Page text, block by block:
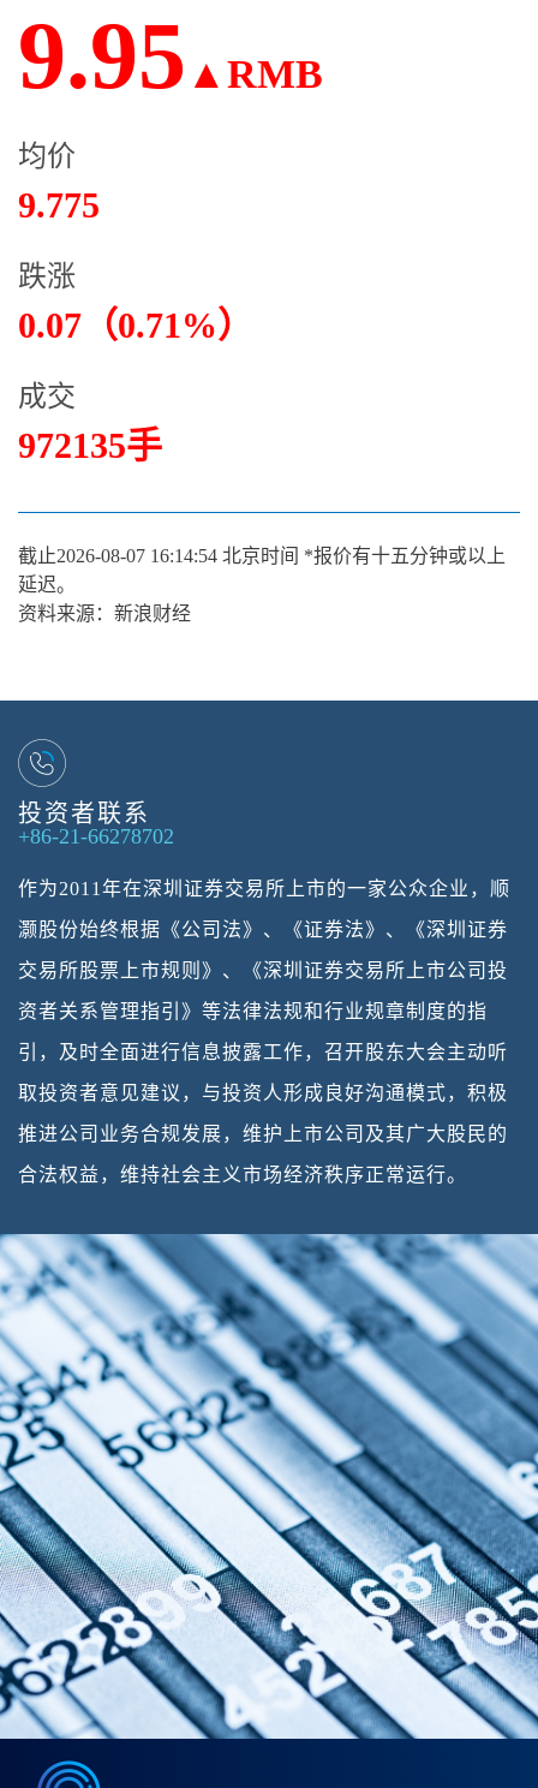
9.95 ▲RMB
均价
9.775
跌涨
0.07（0.71%）
成交
972135手
截止2026-08-07 16:14:54 北京时间 *报价有十五分钟或以上
延迟。
资料来源：新浪财经
投资者联系
+86-21-66278702
作为2011年在深圳证券交易所上市的一家公众企业，顺
灏股份始终根据《公司法》、《证券法》、《深圳证券
交易所股票上市规则》、《深圳证券交易所上市公司投
资者关系管理指引》等法律法规和行业规章制度的指
引，及时全面进行信息披露工作，召开股东大会主动听
取投资者意见建议，与投资人形成良好沟通模式，积极
推进公司业务合规发展，维护上市公司及其广大股民的
合法权益，维持社会主义市场经济秩序正常运行。